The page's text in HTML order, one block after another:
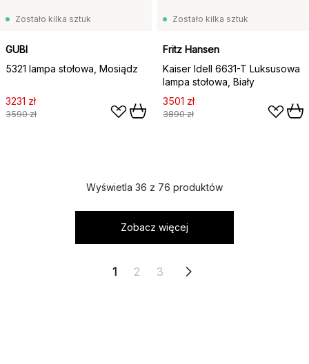
Zostało kilka sztuk
GUBI
5321 lampa stołowa, Mosiądz
3231 zł
3590 zł
Zostało kilka sztuk
Fritz Hansen
Kaiser Idell 6631-T Luksusowa
lampa stołowa, Biały
3501 zł
3890 zł
Wyświetla 36 z 76 produktów
Zobacz więcej
1 2 3